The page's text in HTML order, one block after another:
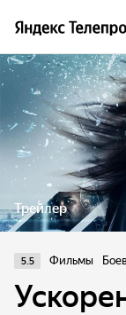
Трейлер
5.5 Фильмы